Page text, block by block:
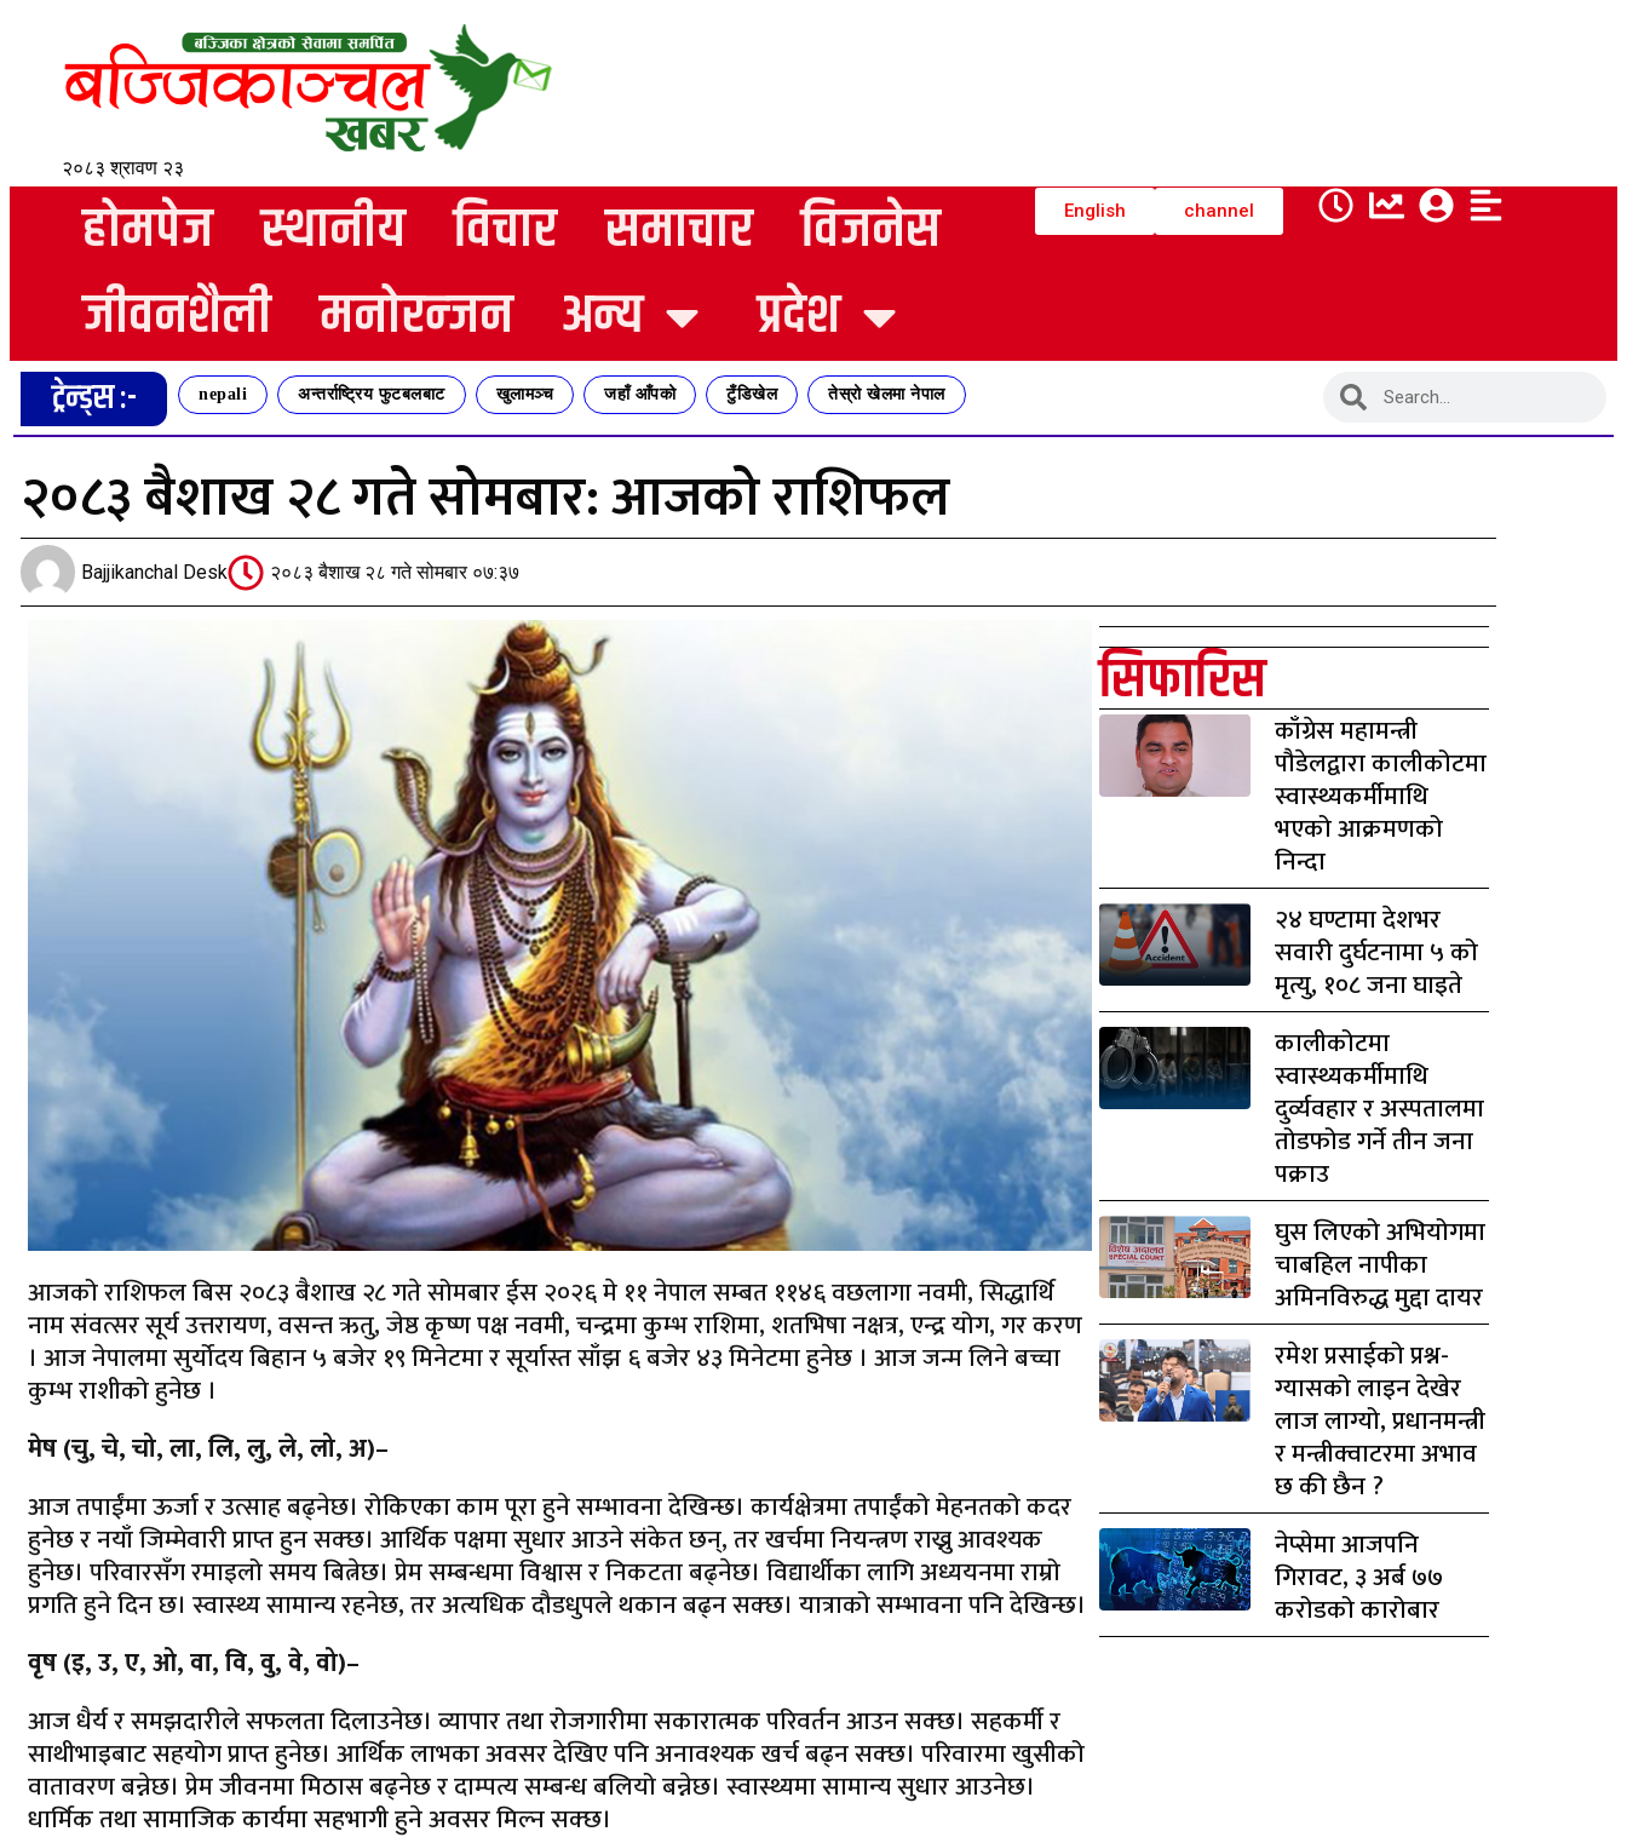
२०८३ श्रावण २३
होमपेज स्थानीय विचार समाचार विजनेस
जीवनशैली मनोरन्जन अन्य प्रदेश
English channel
ट्रेन्ड्स :- nepali अन्तर्राष्ट्रिय फुटबलबाट खुलामञ्च जहाँ आँपको टुँडिखेल तेस्रो खेलमा नेपाल
२०८३ बैशाख २८ गते सोमबार: आजको राशिफल
Bajjikanchal Desk २०८३ बैशाख २८ गते सोमबार ०७:३७
आजको राशिफल बिस २०८३ बैशाख २८ गते सोमबार ईस २०२६ मे ११ नेपाल सम्बत ११४६ वछलागा नवमी, सिद्धार्थि
नाम संवत्सर सूर्य उत्तरायण, वसन्त ऋतु, जेष्ठ कृष्ण पक्ष नवमी, चन्द्रमा कुम्भ राशिमा, शतभिषा नक्षत्र, एन्द्र योग, गर करण
। आज नेपालमा सुर्योदय बिहान ५ बजेर १९ मिनेटमा र सूर्यास्त साँझ ६ बजेर ४३ मिनेटमा हुनेछ । आज जन्म लिने बच्चा
कुम्भ राशीको हुनेछ ।
मेष (चु, चे, चो, ला, लि, लु, ले, लो, अ)–
आज तपाईंमा ऊर्जा र उत्साह बढ्नेछ। रोकिएका काम पूरा हुने सम्भावना देखिन्छ। कार्यक्षेत्रमा तपाईंको मेहनतको कदर
हुनेछ र नयाँ जिम्मेवारी प्राप्त हुन सक्छ। आर्थिक पक्षमा सुधार आउने संकेत छन्, तर खर्चमा नियन्त्रण राख्नु आवश्यक
हुनेछ। परिवारसँग रमाइलो समय बित्नेछ। प्रेम सम्बन्धमा विश्वास र निकटता बढ्नेछ। विद्यार्थीका लागि अध्ययनमा राम्रो
प्रगति हुने दिन छ। स्वास्थ्य सामान्य रहनेछ, तर अत्यधिक दौडधुपले थकान बढ्न सक्छ। यात्राको सम्भावना पनि देखिन्छ।
वृष (इ, उ, ए, ओ, वा, वि, वु, वे, वो)–
आज धैर्य र समझदारीले सफलता दिलाउनेछ। व्यापार तथा रोजगारीमा सकारात्मक परिवर्तन आउन सक्छ। सहकर्मी र
साथीभाइबाट सहयोग प्राप्त हुनेछ। आर्थिक लाभका अवसर देखिए पनि अनावश्यक खर्च बढ्न सक्छ। परिवारमा खुसीको
वातावरण बन्नेछ। प्रेम जीवनमा मिठास बढ्नेछ र दाम्पत्य सम्बन्ध बलियो बन्नेछ। स्वास्थ्यमा सामान्य सुधार आउनेछ।
धार्मिक तथा सामाजिक कार्यमा सहभागी हुने अवसर मिल्न सक्छ।
सिफारिस
काँग्रेस महामन्त्री
पौडेलद्वारा कालीकोटमा
स्वास्थ्यकर्मीमाथि
भएको आक्रमणको
निन्दा
२४ घण्टामा देशभर
सवारी दुर्घटनामा ५ को
मृत्यु, १०८ जना घाइते
कालीकोटमा
स्वास्थ्यकर्मीमाथि
दुर्व्यवहार र अस्पतालमा
तोडफोड गर्ने तीन जना
पक्राउ
घुस लिएको अभियोगमा
चाबहिल नापीका
अमिनविरुद्ध मुद्दा दायर
रमेश प्रसाईको प्रश्न-
ग्यासको लाइन देखेर
लाज लाग्यो, प्रधानमन्त्री
र मन्त्रीक्वाटरमा अभाव
छ की छैन ?
नेप्सेमा आजपनि
गिरावट, ३ अर्ब ७७
करोडको कारोबार